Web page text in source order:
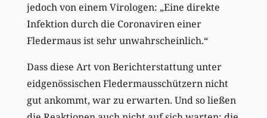
jedoch von einem Virologen: „Eine direkte
Infektion durch die Coronaviren einer
Fledermaus ist sehr unwahrscheinlich.“
Dass diese Art von Berichterstattung unter
eidgenössischen Fledermausschützern nicht
gut ankommt, war zu erwarten. Und so ließen